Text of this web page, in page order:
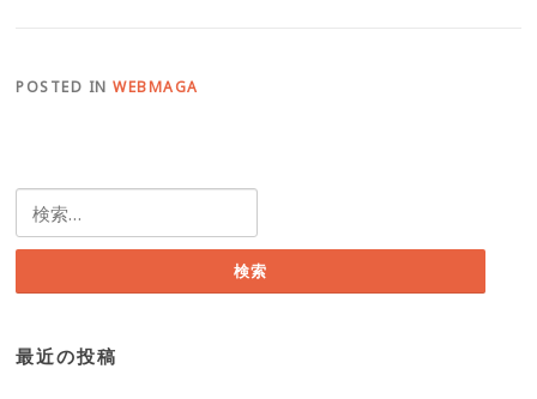
POSTED INWEBMAGA
索:
最近の投稿